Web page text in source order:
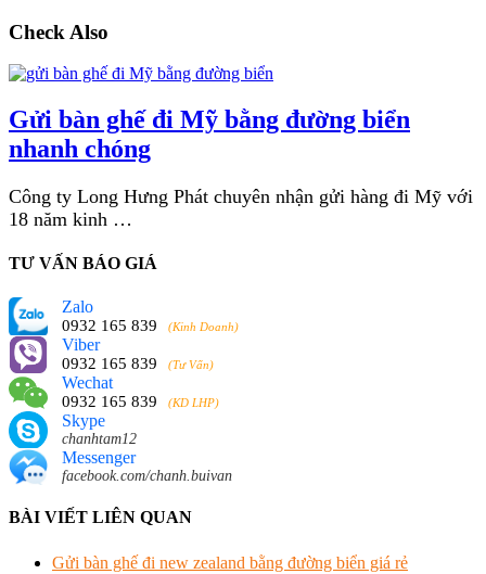
Check Also
Gửi bàn ghế đi Mỹ bằng đường biển
nhanh chóng
Công ty Long Hưng Phát chuyên nhận gửi hàng đi Mỹ với
18 năm kinh …
TƯ VẤN BÁO GIÁ
Zalo
0932 165 839 (Kinh Doanh)
Viber
0932 165 839 (Tư Vấn)
Wechat
0932 165 839 (KD LHP)
Skype
chanhtam12
Messenger
facebook.com/chanh.buivan
BÀI VIẾT LIÊN QUAN
Gửi bàn ghế đi new zealand bằng đường biển giá rẻ